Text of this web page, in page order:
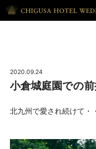
CEREMONY
RECEPTION
2020.09.24
小倉城庭園での
北九州で愛され続けて・